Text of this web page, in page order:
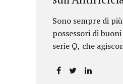
Sono sempre di
possessori di
serie Q, che